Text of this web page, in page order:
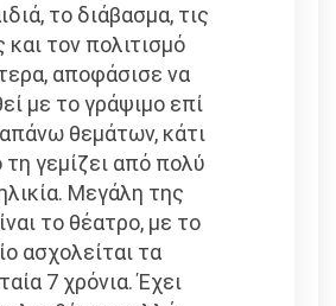
το διάβασμα, τις
και τον πολιτισμό
αποφάσισε να
με το γράψιμο επί
θεμάτων, κάτι
τη γεμίζει από πολύ
Μεγάλη της
το θέατρο, με το
ασχολείται τα
7 χρόνια. Έχει